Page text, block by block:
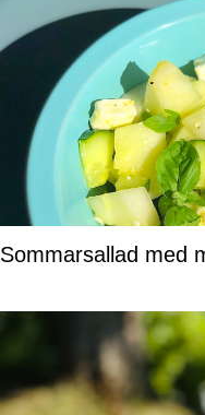
Sommarsallad med